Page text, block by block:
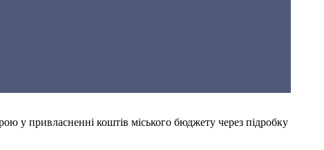
у привласненні коштів міського бюджету через підробку